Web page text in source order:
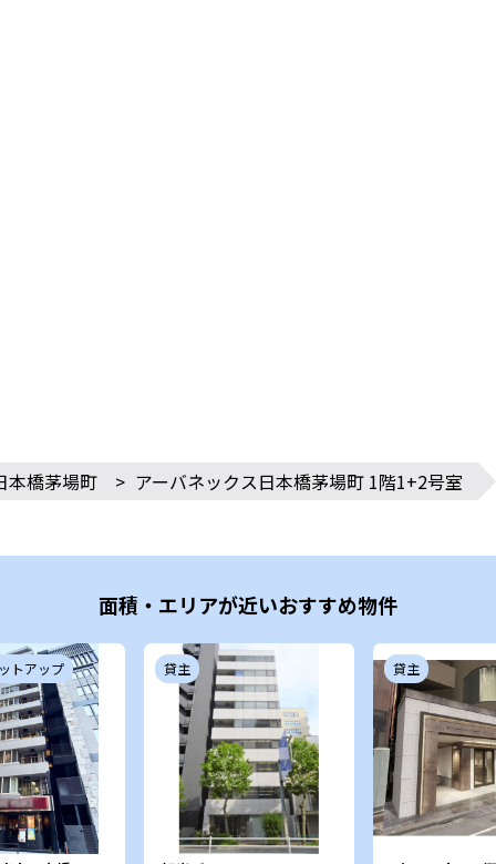
本橋茅場町 > アーバネックス日本橋茅場町 1階1+2号室
面積・エリアが近いおすすめ物件
トアップ 貸主 貸主